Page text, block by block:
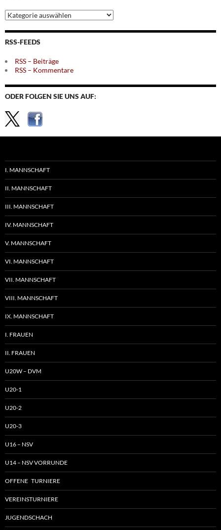
Archiv
nach
Themen
RSS-FEEDS
RSS – Beiträge
RSS – Kommentare
ODER FOLGEN SIE UNS AUF:
I. MANNSCHAFT
II. MANNSCHAFT
III. MANNSCHAFT
IV. MANNSCHAFT
V. MANNSCHAFT
VI. MANNSCHAFT
VII. MANNSCHAFT
VIII. MANNSCHAFT
IX. MANNSCHAFT
I. FRAUEN
II. FRAUEN
U20W – DVM
U20-1
U20-2
U20-3
U16 – NSV
U14 – NSV VORRUNDE
OFFENE TURNIERE
VEREINSTURNIERE
JUGENDSCHACH